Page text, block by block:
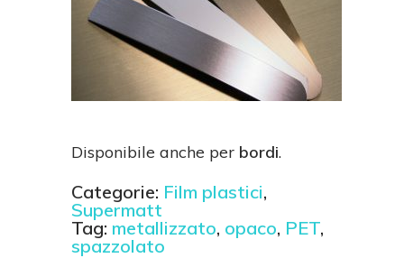
Disponibile anche per bordi.
Categorie: Film plastici,
Supermatt
Tag: metallizzato, opaco, PET,
spazzolato